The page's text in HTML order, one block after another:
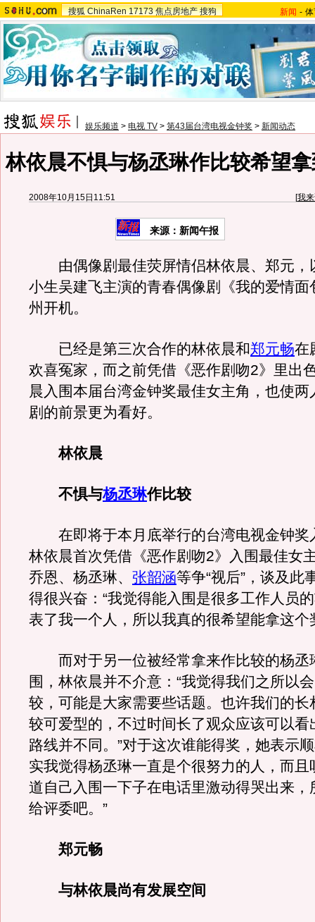
搜狐 ChinaRen 17173 焦点房地产 搜狗 新闻 -
娱乐频道 > 电视 TV > 第43届台湾电视金钟奖 > 新闻动态
林依晨不惧与杨丞琳作比较希望
2008年10月15日11:51 [我
来源：新闻午报
由偶像剧最佳荧屏情侣林依晨、郑元，
小生吴建飞主演的青春偶像剧《我的爱情面
州开机。
已经是第三次合作的林依晨和郑元畅在
欢喜冤家，而之前凭借《恶作剧吻2》里出
晨入围本届台湾金钟奖最佳女主角，也使两
剧的前景更为看好。
林依晨
不惧与杨丞琳作比较
在即将于本月底举行的台湾电视金钟奖
林依晨首次凭借《恶作剧吻2》入围最佳女
乔恩、杨丞琳、 张韶涵等争“视后”，谈及此
得很兴奋：“我觉得能入围是很多工作人员
表了我一个人，所以我真的很希望能拿这个
而对于另一位被经常拿来作比较的杨丞
围，林依晨并不介意：“我觉得我们之所以
较，可能是大家需要些话题。也许我们的长
较可爱型的，不过时间长了观众应该可以看
路线并不同。”对于这次谁能得奖，她表示
实我觉得杨丞琳一直是个很努力的人，而且
道自己入围一下子在电话里激动得哭出来，
给评委吧。”
郑元畅
与林依晨尚有发展空间